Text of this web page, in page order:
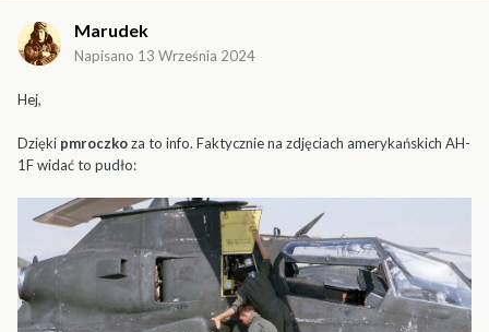
Marudek
Napisano 13 Września 2024
Hej,
Dzięki pmroczkoza to info. Faktycznie na zdjęciach amerykańskich AH-
1F widać to pudło: